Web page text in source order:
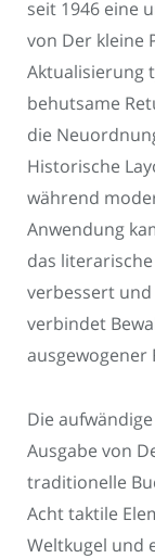
seit 1946 eine
von Der kleine
Aktualisierung
behutsame
die
Historische
während
Anwendung
das
verbessert
verbindet
ausgewogener
Die
Ausgabe von
traditionelle
Acht taktile
Weltkugel und